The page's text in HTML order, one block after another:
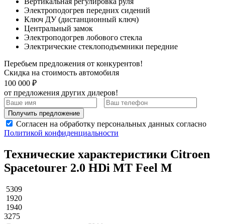
Электроподогрев передних сидений
Ключ ДУ (дистанционный ключ)
Центральный замок
Электроподогрев лобового стекла
Электрические стеклоподъемники передние
Перебьем предложения от конкурентов!
Скидка на стоимость автомобиля
100 000 ₽
от предложения других дилеров!
Получить предложение
Согласен на обработку персональных данных согласно
Политикой конфиденциальности
Технические характеристики Citroen
Spacetourer 2.0 HDi MT Feel M
5309
1920
1940
3275